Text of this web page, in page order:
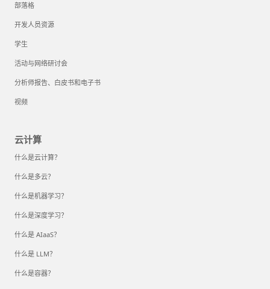
部落格
开发人员资源
学生
活动与网络研讨会
分析师报告、白皮书和电子书
视频
云计算
什么是云计算？
什么是多云？
什么是机器学习？
什么是深度学习？
什么是 AIaaS？
什么是 LLM？
什么是容器？